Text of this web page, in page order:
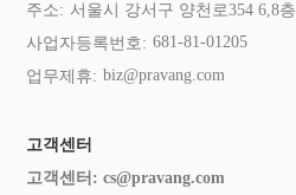
주소: 서울시 강서구 양천로354 6,8층
사업자등록번호: 681-81-01205
업무제휴: biz@pravang.com
고객센터
고객센터:cs@pravang.com